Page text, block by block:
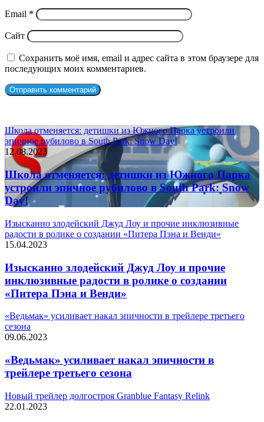
Email *
Сайт
Сохранить моё имя, email и адрес сайта в этом браузере для
последующих моих комментариев.
Школа отменяется: детишки из Южного Парка устроили
эпичное рубилово в South Park: Snow Day!
12.08.2023
Школа отменяется: детишки из Южного Парка
устроили эпичное рубилово в South Park: Snow
Day!
Изысканно злодейский Джуд Лоу и прочие инклюзивные
радости в ролике о создании «Питера Пэна и Венди»
15.04.2023
Изысканно злодейский Джуд Лоу и прочие
инклюзивные радости в ролике о создании
«Питера Пэна и Венди»
«Ведьмак» усиливает накал эпичности в трейлере третьего
сезона
09.06.2023
«Ведьмак» усиливает накал эпичности в
трейлере третьего сезона
Новый трейлер долгостроя Granblue Fantasy Relink
22.01.2023